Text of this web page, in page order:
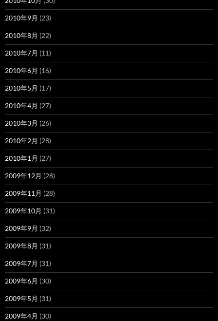
2010年9月 (23)
2010年8月 (22)
2010年7月 (11)
2010年6月 (16)
2010年5月 (17)
2010年4月 (27)
2010年3月 (26)
2010年2月 (28)
2010年1月 (27)
2009年12月 (28)
2009年11月 (28)
2009年10月 (31)
2009年9月 (32)
2009年8月 (31)
2009年7月 (31)
2009年6月 (30)
2009年5月 (31)
2009年4月 (30)